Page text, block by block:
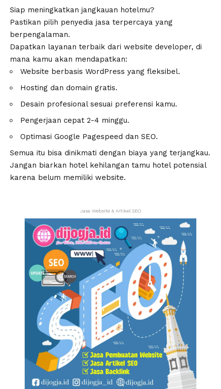
Siap meningkatkan jangkauan hotelmu?
Pastikan pilih penyedia jasa terpercaya yang
berpengalaman.
Dapatkan layanan terbaik dari website developer, di
mana kamu akan mendapatkan:
Website berbasis WordPress yang fleksibel.
Hosting dan domain gratis.
Desain profesional sesuai preferensi kamu.
Pengerjaan cepat 2-4 minggu.
Optimasi Google Pagespeed dan SEO.
Semua itu bisa dinikmati dengan biaya yang terjangkau.
Jangan biarkan hotel kehilangan tamu hotel potensial
karena belum memiliki website.
Jasa Website & Artikel SEO